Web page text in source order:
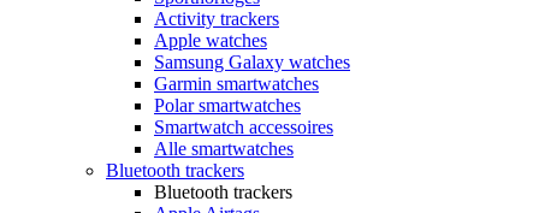
Activity trackers
Apple watches
Samsung Galaxy watches
Garmin smartwatches
Polar smartwatches
Smartwatch accessoires
Alle smartwatches
Bluetooth trackers
Bluetooth trackers